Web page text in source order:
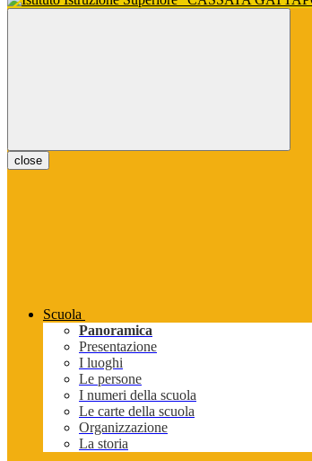
close
Scuola
Panoramica
Presentazione
I luoghi
Le persone
I numeri della scuola
Le carte della scuola
Organizzazione
La storia